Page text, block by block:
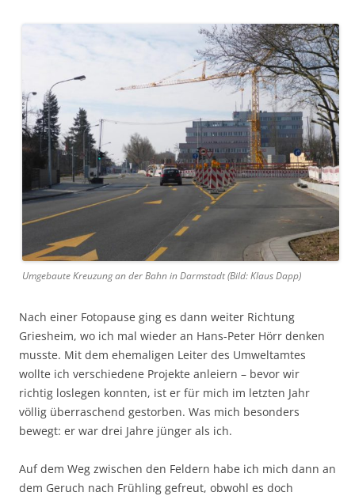
Umgebaute Kreuzung an der Bahn in Darmstadt (Bild: Klaus Dapp)
Nach einer Fotopause ging es dann weiter Richtung
Griesheim, wo ich mal wieder an Hans-Peter Hörr denken
musste. Mit dem ehemaligen Leiter des Umweltamtes
wollte ich verschiedene Projekte anleiern – bevor wir
richtig loslegen konnten, ist er für mich im letzten Jahr
völlig überraschend gestorben. Was mich besonders
bewegt: er war drei Jahre jünger als ich.
Auf dem Weg zwischen den Feldern habe ich mich dann an
dem Geruch nach Frühling gefreut, obwohl es doch